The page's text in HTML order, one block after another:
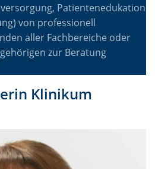
Patientenedukation
von professionell
aller Fachbereiche oder
zur Beratung
Klinikum